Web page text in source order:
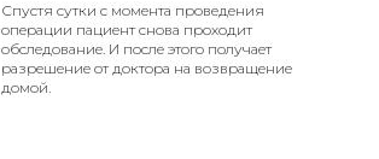
Спустя сутки с момента проведения
операции пациент снова проходит
обследование. И после этого получает
разрешение от доктора на возвращение
домой.​​​​​​​